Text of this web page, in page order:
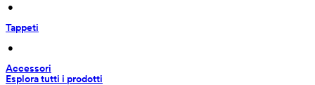
•
Tappeti
•
Accessori
Esplora tutti i prodotti